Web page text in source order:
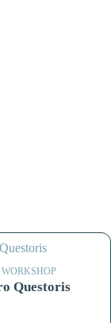
Questoris